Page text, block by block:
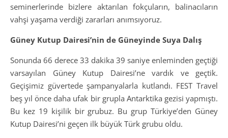
seminerlerinde bizlere aktarılan fokçuların, balinacıların
vahşi yaşama verdiği zararları anımsıyoruz.
Güney Kutup Dairesi’nin de Güneyinde Suya Dalış
Sonunda 66 derece 33 dakika 39 saniye enleminden geçtiği
varsayılan Güney Kutup Dairesi’ne vardık ve geçtik.
Geçişimiz güvertede şampanyalarla kutlandı. FEST Travel
beş yıl önce daha ufak bir grupla Antarktika gezisi yapmıştı.
Bu kez 19 kişilik bir grubuz. Bu grup Türkiye’den Güney
Kutup Dairesi’ni geçen ilk büyük Türk grubu oldu.